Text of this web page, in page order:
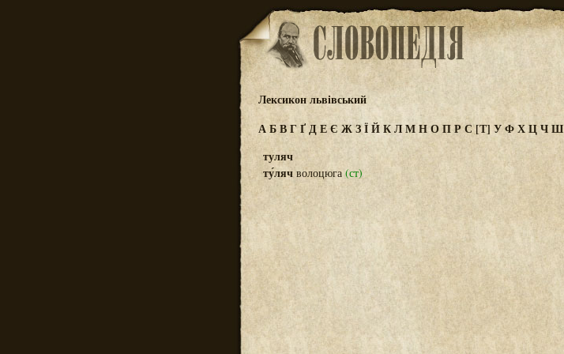
Лексикон львівський
АБВГҐДЕЄ ЖЗЇЙКЛМНОПРС[Т] УФХЦЧШ
туляч
ту́ляч волоцюга (ст)